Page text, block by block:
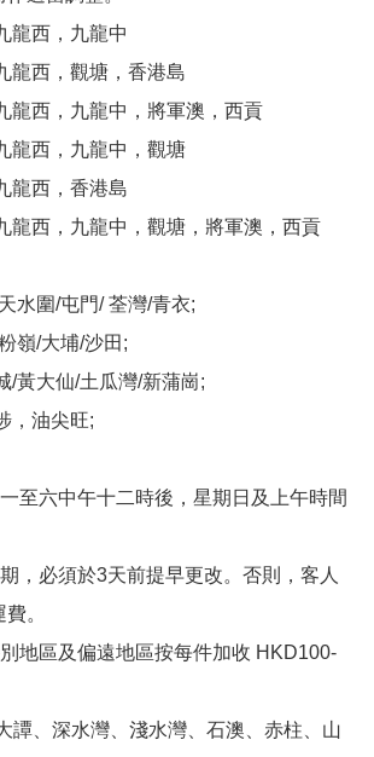
龍西，九龍中
龍西，觀塘，香港島
龍西，九龍中，將軍澳，西貢
龍西，九龍中，觀塘
龍西，香港島
龍西，九龍中，觀塘，將軍澳，西貢
至六中午十二時後，星期日及上午時間
，必須於3天前提早更改。否則，客人
。
地區及偏遠地區按每件加收 HKD100-
譚、深水灣、淺水灣、石澳、赤柱、山